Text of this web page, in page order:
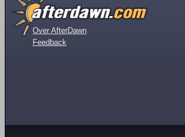
Over AfterDawn
Feedback